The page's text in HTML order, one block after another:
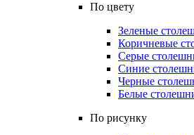
По цвету
Зеленые
Коричневые
Серые
Синие
Черные
Белые
По рисунку